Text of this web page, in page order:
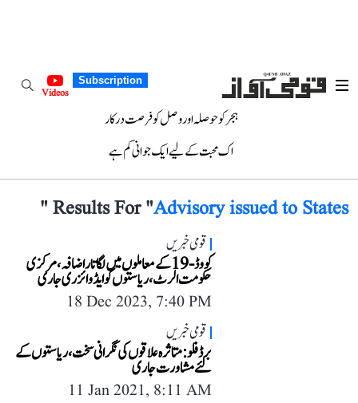
Subscription
Videos
ہجر کو حوصلہ اور وصل کو فرصت درکار
اک محبت کے لیے ایک جوانی کم ہے
Results For "Advisory issued to States
"
قومی خبریں
کووڈ-19 کے معاملوں میں لگاتار اضافہ، مرکزی
حکومت الرٹ، ریاستوں کو ایڈوائزری جاری
18 Dec 2023, 7:40 PM
قومی خبریں
برڈ فلو: متاثرہ علاقوں کی نگرانی سخت، ریاستوں کے
لئے مشاورت جاری
11 Jan 2021, 8:11 AM